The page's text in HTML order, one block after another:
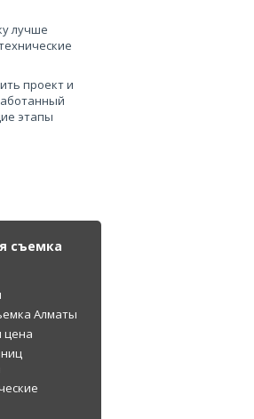
лучше
проект и
этапы
съемка
Алматы
цена